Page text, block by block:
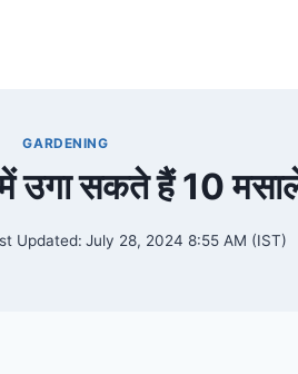
GARDENING
उगा सकते हैं 10
Updated: July 28, 2024 8:55 AM (IST)